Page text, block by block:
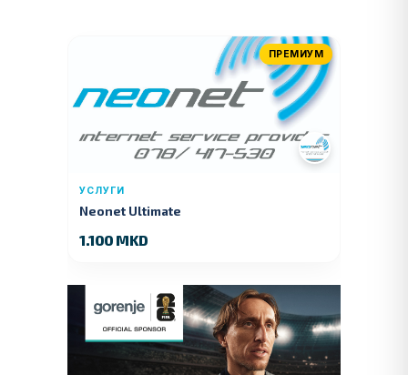
ПРЕМИУМ
УСЛУГИ
Neonet Ultimate
1.100 MKD